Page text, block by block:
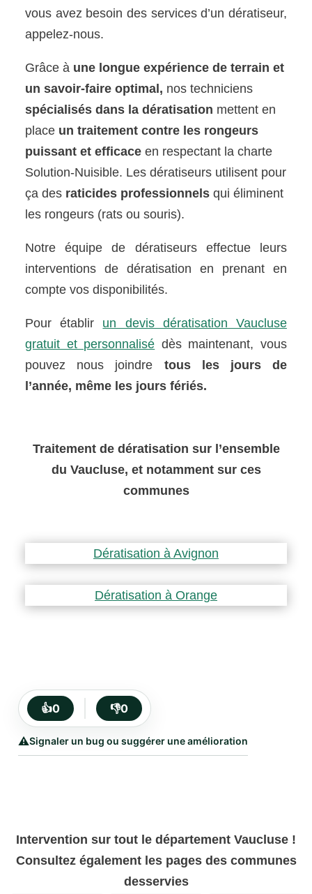
vous avez besoin des services d’un dératiseur,
appelez-nous.
Grâce à une longue expérience de terrain et
un savoir-faire optimal, nos techniciens
spécialisés dans la dératisation mettent en
place un traitement contre les rongeurs
puissant et efficace en respectant la charte
Solution-Nuisible. Les dératiseurs utilisent pour
ça des raticides professionnels qui éliminent
les rongeurs (rats ou souris).
Notre équipe de dératiseurs effectue leurs
interventions de dératisation en prenant en
compte vos disponibilités.
Pour établir un devis dératisation Vaucluse
gratuit et personnalisé dès maintenant, vous
pouvez nous joindre tous les jours de
l’année, même les jours fériés.
Traitement de dératisation sur l’ensemble
du Vaucluse, et notamment sur ces
communes
Dératisation à Avignon
Dératisation à Orange
👍0 👎0
⚠️Signaler un bug ou suggérer une amélioration
Intervention sur tout le département Vaucluse !
Consultez également les pages des communes
desservies